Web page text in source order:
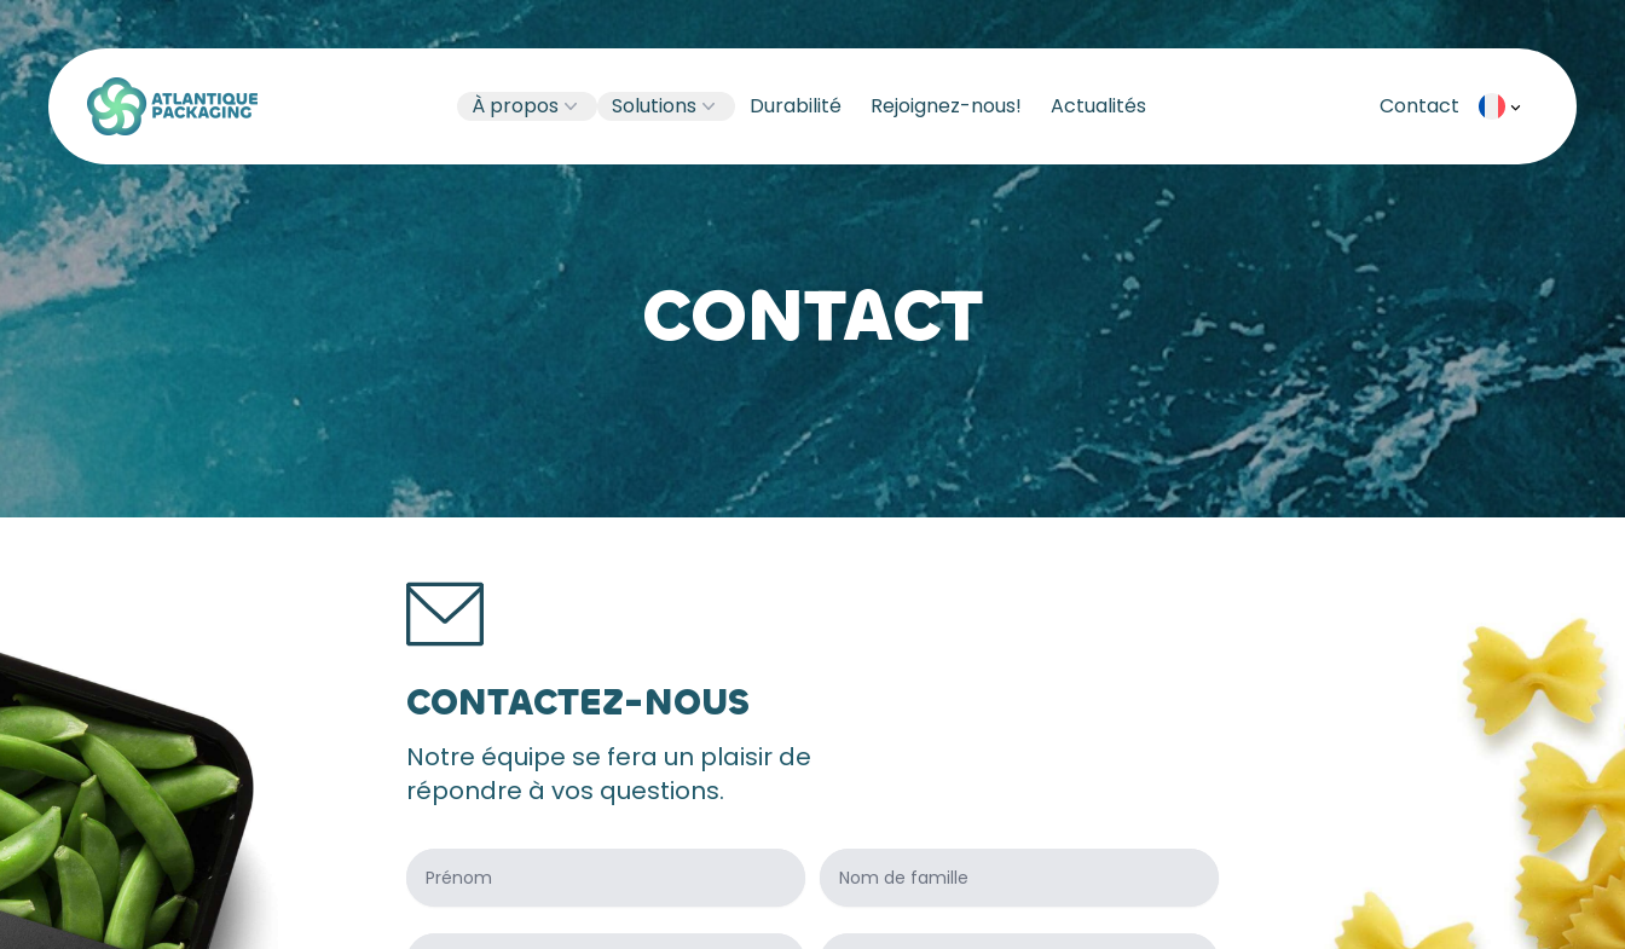
Atlantique Packaging
À propos Solutions Durabilité Rejoignez-nous! Actualités Contact
CONTACT
CONTACTEZ-NOUS
Notre équipe se fera un plaisir de
répondre à vos questions.
Prénom* Nom de famille*
Courriel* Téléphone*